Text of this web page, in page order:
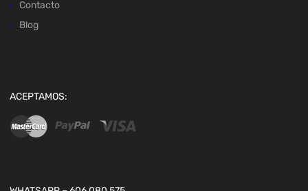
Contacto
Blog
ACEPTAMOS: